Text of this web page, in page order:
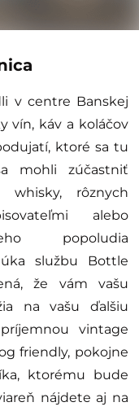
v centre Banskej
vín, káv a koláčov
ktoré sa tu
mohli zúčastniť
whisky, rôznych
alebo
popoludia
službu Bottle
že vám vašu
na vašu ďalšiu
vintage
friendly, pokojne
ktorému bude
nájdete aj na